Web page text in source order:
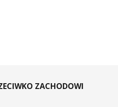
ZACHODOWI